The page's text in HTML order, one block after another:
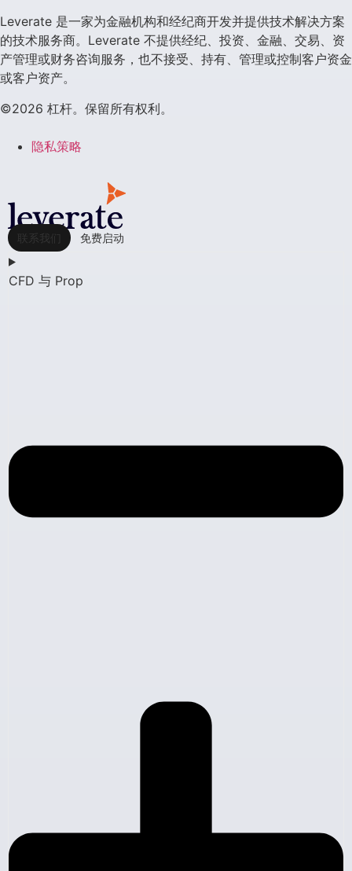
Leverate 是一家为金融机构和经纪商开发并提供技术解决方案
的技术服务商。Leverate 不提供经纪、投资、金融、交易、资
产管理或财务咨询服务，也不接受、持有、管理或控制客户资金
或客户资产。
©2026 杠杆。保留所有权利。
隐私策略
联系我们 免费启动
CFD 与 Prop